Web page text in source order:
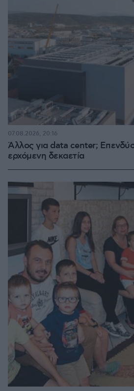
Άλλος για data center;
ερχόμενη δεκαετία
07.08.2026, 20:16